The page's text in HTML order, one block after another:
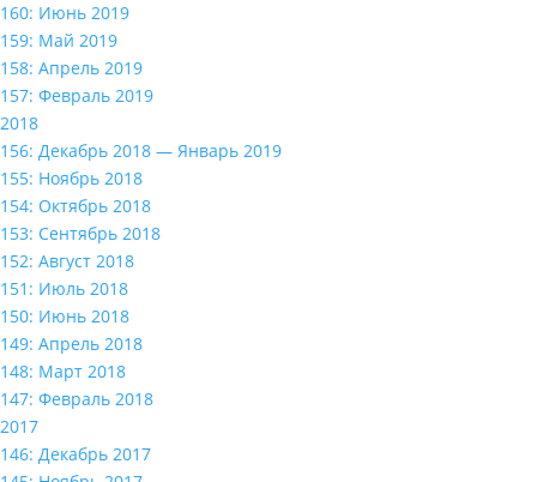
160: Июнь 2019
159: Май 2019
158: Апрель 2019
157: Февраль 2019
2018
156: Декабрь 2018 — Январь 2019
155: Ноябрь 2018
154: Октябрь 2018
153: Сентябрь 2018
152: Август 2018
151: Июль 2018
150: Июнь 2018
149: Апрель 2018
148: Март 2018
147: Февраль 2018
2017
146: Декабрь 2017